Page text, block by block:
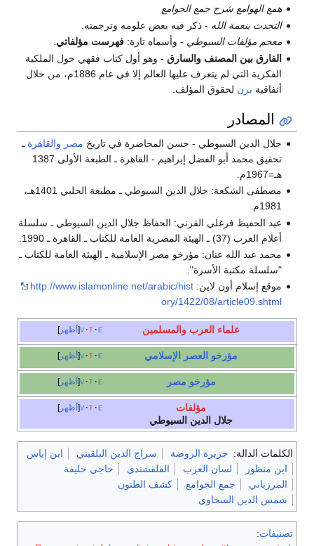
همع الهوامع شرح جمع الجوامع
التحدث بنعمة الله - ذكر فيه بعض علومه وترجمته.
معجم مؤلفات السيوطي - وأسماه تارة:فهرست مؤلفاتي.
الفارق بين المصنف والسارق - وهو أول كتاب فقهي حول الملكية
الفكرية التي لم يتعرف عليها العالم إلا في عام 1886م، من خلال
أتفاقية برن لحقوق المؤلف.
المصادر
جلال الدين السيوطي - حسن المحاضرة في تاريخ مصر والقاهرة ـ
تحقيق محمد أبو الفضل إبراهيم - القاهرة ـ الطبعة الأولى 1387
هـ=1967م.
مصطفى الشكعة: جلال الدين السيوطي ـ مطبعة الحلبي 1401هـ،
1981م.
عبد الحفيظ فرغلي القرني: الحفاظ جلال الدين السيوطي ـ سلسلة
أعلام العرب (37) ـ الهيئة المصرية العامة للكتاب ـ القاهرة ـ 1990.
محمد عبد الله عنان: مؤرخو مصر الإسلامية ـ الهيئة العامة للكتاب ـ
"سلسلة مكتبة الأسرة".
موقع إسلام أون لاين:http://www.islamonline.net/arabic/hist
ory/1422/08/article09.shtml
أظهر v t e علماء العرب والمسلمين
أظهر v t e مؤرخو العصر الإسلامي
أظهر v t e مؤرخو مصر
أظهر v t e
مؤلفات
جلال الدين السيوطي
الكلمات الدالة: جزيرة الروضة سراج الدين البلقيني
ابن إياس
ابن منظور
لسان العرب القلقشندي
حاجي خليفة
المرزباني
جمع الجوامع
كشف الظنون
شمس الدين السخاوي
تصنيفات: